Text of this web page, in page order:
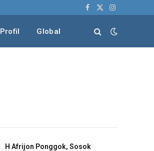
Facebook
X
Instagram
Profil Global
H Afrijon Ponggok, Sosok